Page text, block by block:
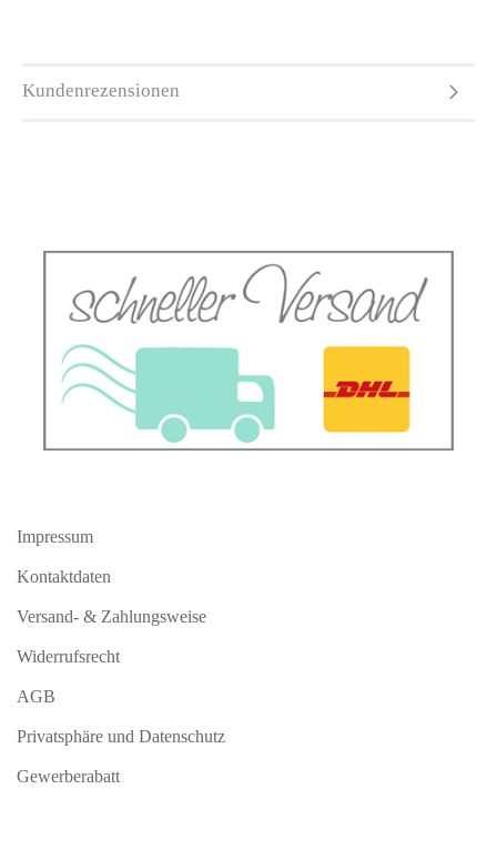
Kundenrezensionen
Impressum
Kontaktdaten
Versand- & Zahlungsweise
Widerrufsrecht
AGB
Privatsphäre und Datenschutz
Gewerberabatt